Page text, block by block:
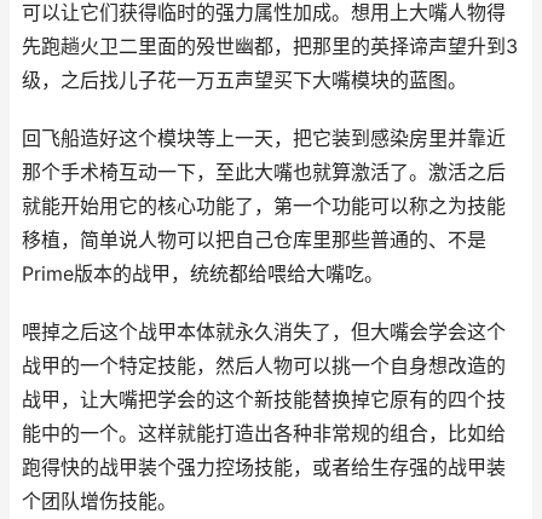
可以让它们获得临时的强力属性加成。想用上大嘴人物得
先跑趟火卫二里面的殁世幽都，把那里的英择谛声望升到3
级，之后找儿子花一万五声望买下大嘴模块的蓝图。
回飞船造好这个模块等上一天，把它装到感染房里并靠近
那个手术椅互动一下，至此大嘴也就算激活了。激活之后
就能开始用它的核心功能了，第一个功能可以称之为技能
移植，简单说人物可以把自己仓库里那些普通的、不是
Prime版本的战甲，统统都给喂给大嘴吃。
喂掉之后这个战甲本体就永久消失了，但大嘴会学会这个
战甲的一个特定技能，然后人物可以挑一个自身想改造的
战甲，让大嘴把学会的这个新技能替换掉它原有的四个技
能中的一个。这样就能打造出各种非常规的组合，比如给
跑得快的战甲装个强力控场技能，或者给生存强的战甲装
个团队增伤技能。